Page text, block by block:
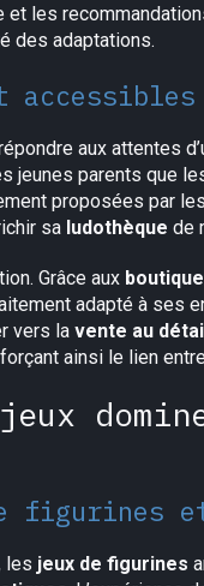
les
des adaptations.
accessibles
aux attentes
jeunes parents que
proposées par
sa ludothèque de
Grâce aux
adapté à ses
vers la vente au
ainsi le lien
figurines
les jeux de figurines